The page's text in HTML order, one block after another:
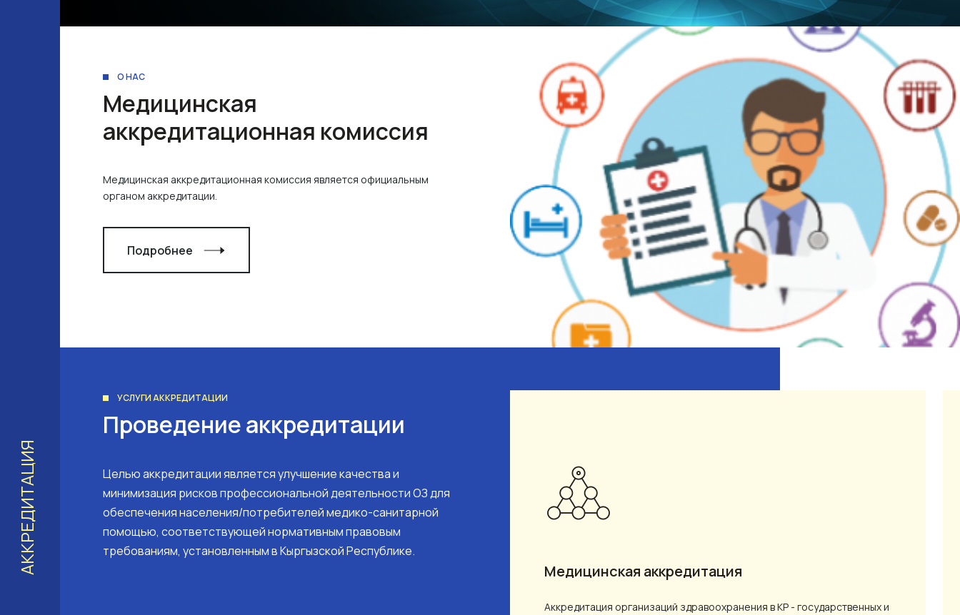
АККРЕДИТАЦИЯ
О НАС
Медицинская
аккредитационная комиссия
Медицинская аккредитационная комиссия является официальным
органом аккредитации.
Подробнее
УСЛУГИ АККРЕДИТАЦИИ
Проведение аккредитации
Целью аккредитации является улучшение качества и
минимизация рисков профессиональной деятельности ОЗ для
обеспечения населения/потребителей медико-санитарной
помощью, соответствующей нормативным правовым
требованиям, установленным в Кыргызской Республике.
Медицинская аккредитация
Аккредитация организаций здравоохранения в КР - государственных и